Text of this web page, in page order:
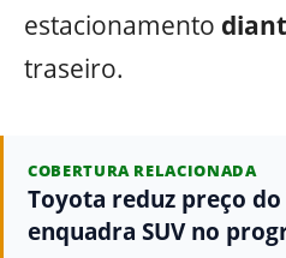
estacionamento
traseiro.
COBERTURA RELACIONADA
Toyota reduz preço do
enquadra SUV no